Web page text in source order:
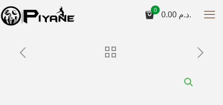
0
0.00 د.م.